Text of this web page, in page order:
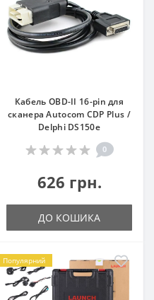
Кабель OBD-II 16-pin для
сканера Autocom CDP Plus /
Delphi DS150e
0
626 грн.
ДО КОШИКА
Популярний